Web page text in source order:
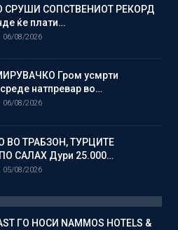
СРУШИ СОПСТВЕНИОТ РЕКОРД
ќе плати…
06/08/2026
Гром усмрти
натпревар во…
06/08/2026
ВО ТРАБЗОН, ТУРЦИТЕ
САЛАХ Дури 25.000…
05/08/2026
ГО НОСИ NAMMOS HOTELS &